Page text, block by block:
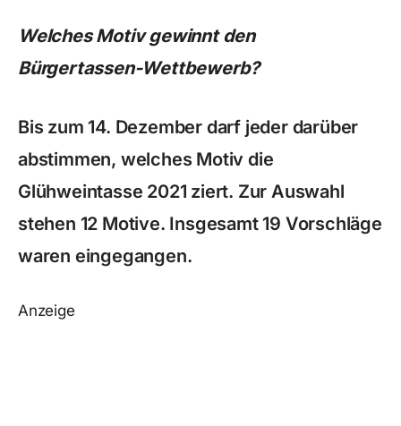
Welches Motiv gewinnt den
Bürgertassen-Wettbewerb?
Bis zum 14. Dezember darf jeder darüber
abstimmen, welches Motiv die
Glühweintasse 2021 ziert. Zur Auswahl
stehen 12 Motive. Insgesamt 19 Vorschläge
waren eingegangen.
Anzeige